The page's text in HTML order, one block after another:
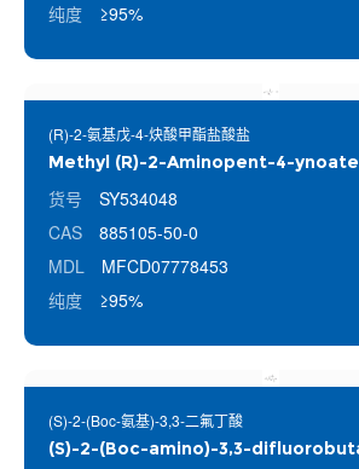
纯度
≥95%
(R)-2-氨基戊-4-炔酸甲酯盐酸盐
Methyl (R)-2-Aminopent-4-
货号
SY534048
CAS
885105-50-0
MDL
MFCD07778453
纯度
≥95%
(S)-2-(Boc-氨基)-3,3-二氟丁酸
(S)-2-(Boc-amino)-3,3-